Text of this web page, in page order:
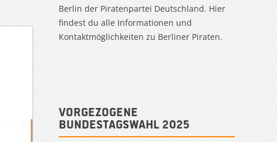
Berlin der Piratenpartei Deutschland. Hier
findest du alle Informationen und
Kontaktmöglichkeiten zu Berliner Piraten.
Vorgezogene
Bundestagswahl 2025